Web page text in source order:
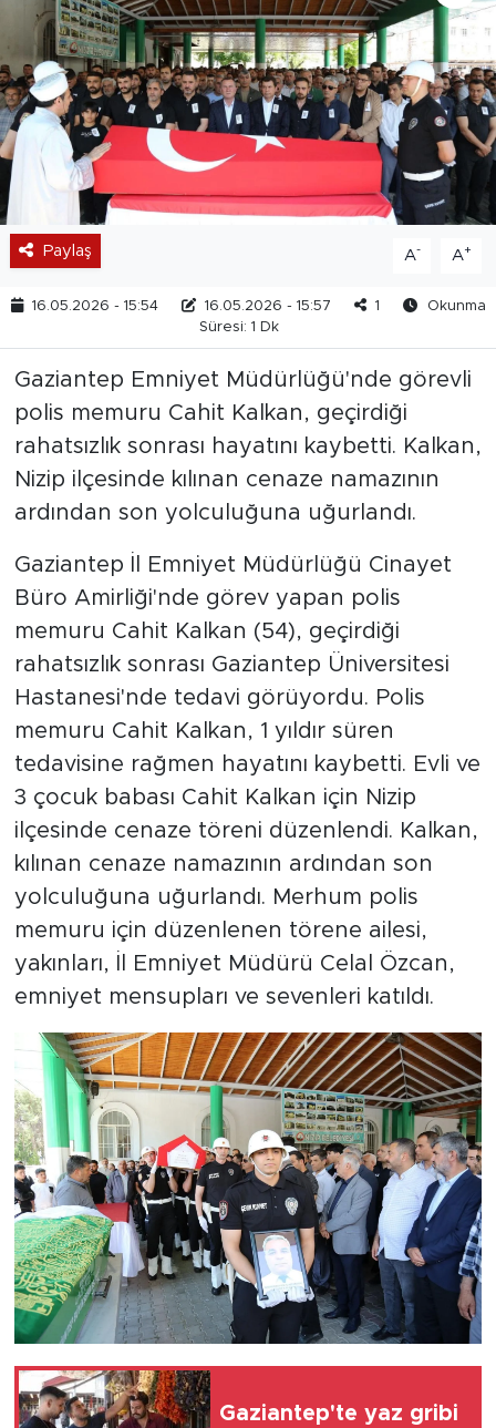
Paylaş A- A+
16.05.2026 - 15:54 16.05.2026 - 15:57 1
Okunma
Süresi: 1 Dk
Gaziantep Emniyet Müdürlüğü'nde görevli
polis memuru Cahit Kalkan, geçirdiği
rahatsızlık sonrası hayatını kaybetti. Kalkan,
Nizip ilçesinde kılınan cenaze namazının
ardından son yolculuğuna uğurlandı.
Gaziantep İl Emniyet Müdürlüğü Cinayet
Büro Amirliği'nde görev yapan polis
memuru Cahit Kalkan (54), geçirdiği
rahatsızlık sonrası Gaziantep Üniversitesi
Hastanesi'nde tedavi görüyordu. Polis
memuru Cahit Kalkan, 1 yıldır süren
tedavisine rağmen hayatını kaybetti. Evli ve
3 çocuk babası Cahit Kalkan için Nizip
ilçesinde cenaze töreni düzenlendi. Kalkan,
kılınan cenaze namazının ardından son
yolculuğuna uğurlandı. Merhum polis
memuru için düzenlenen törene ailesi,
yakınları, İl Emniyet Müdürü Celal Özcan,
emniyet mensupları ve sevenleri katıldı.
Gaziantep'te yaz gribi